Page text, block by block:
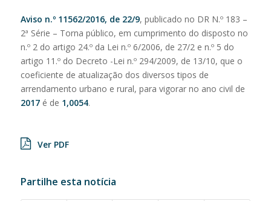
Aviso n.º 11562/2016, de 22/9, publicado no DR N.º 183 –
2ª Série – Torna público, em cumprimento do disposto no
n.º 2 do artigo 24.º da Lei n.º 6/2006, de 27/2 e n.º 5 do
artigo 11.º do Decreto -Lei n.º 294/2009, de 13/10, que o
coeficiente de atualização dos diversos tipos de
arrendamento urbano e rural, para vigorar no ano civil de
2017é de 1,0054.
Ver PDF
Partilhe esta notícia